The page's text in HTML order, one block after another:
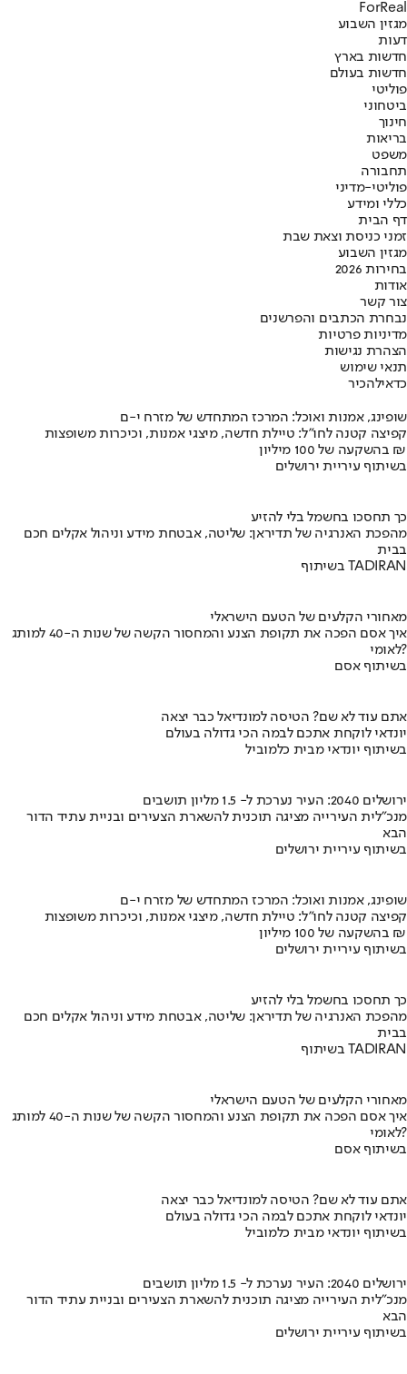
ForReal
מגזין השבוע
דעות
חדשות בארץ
חדשות בעולם
פוליטי
ביטחוני
חינוך
בריאות
משפט
תחבורה
פוליטי-מדיני
כללי ומידע
דף הבית
זמני כניסת וצאת שבת
מגזין השבוע
בחירות 2026
אודות
צור קשר
נבחרת הכתבים והפרשנים
מדיניות פרטיות
הצהרת נגישות
תנאי שימוש
כדאילהכיר
שופינג, אמנות ואוכל: המרכז המתחדש של מזרח י-ם
קפיצה קטנה לחו"ל: טיילת חדשה, מיצגי אמנות, וכיכרות משופצות
בהשקעה של 100 מיליון ₪
בשיתוף עיריית ירושלים
כך תחסכו בחשמל בלי להזיע
מהפכת האנרגיה של תדיראן: שליטה, אבטחת מידע וניהול אקלים חכם
בבית
בשיתוף TADIRAN
מאחורי הקלעים של הטעם הישראלי
איך אסם הפכה את תקופת הצנע והמחסור הקשה של שנות ה-40 למותג
לאומי?
בשיתוף אסם
אתם עוד לא שם? הטיסה למונדיאל כבר יצאה
יונדאי לוקחת אתכם לבמה הכי גדולה בעולם
בשיתוף יונדאי מבית כלמוביל
ירושלים 2040: העיר נערכת ל- 1.5 מליון תושבים
מנכ"לית העירייה מציגה תוכנית להשארת הצעירים ובניית עתיד הדור
הבא
בשיתוף עיריית ירושלים
שופינג, אמנות ואוכל: המרכז המתחדש של מזרח י-ם
קפיצה קטנה לחו"ל: טיילת חדשה, מיצגי אמנות, וכיכרות משופצות
בהשקעה של 100 מיליון ₪
בשיתוף עיריית ירושלים
כך תחסכו בחשמל בלי להזיע
מהפכת האנרגיה של תדיראן: שליטה, אבטחת מידע וניהול אקלים חכם
בבית
בשיתוף TADIRAN
מאחורי הקלעים של הטעם הישראלי
איך אסם הפכה את תקופת הצנע והמחסור הקשה של שנות ה-40 למותג
לאומי?
בשיתוף אסם
אתם עוד לא שם? הטיסה למונדיאל כבר יצאה
יונדאי לוקחת אתכם לבמה הכי גדולה בעולם
בשיתוף יונדאי מבית כלמוביל
ירושלים 2040: העיר נערכת ל- 1.5 מליון תושבים
מנכ"לית העירייה מציגה תוכנית להשארת הצעירים ובניית עתיד הדור
הבא
בשיתוף עיריית ירושלים